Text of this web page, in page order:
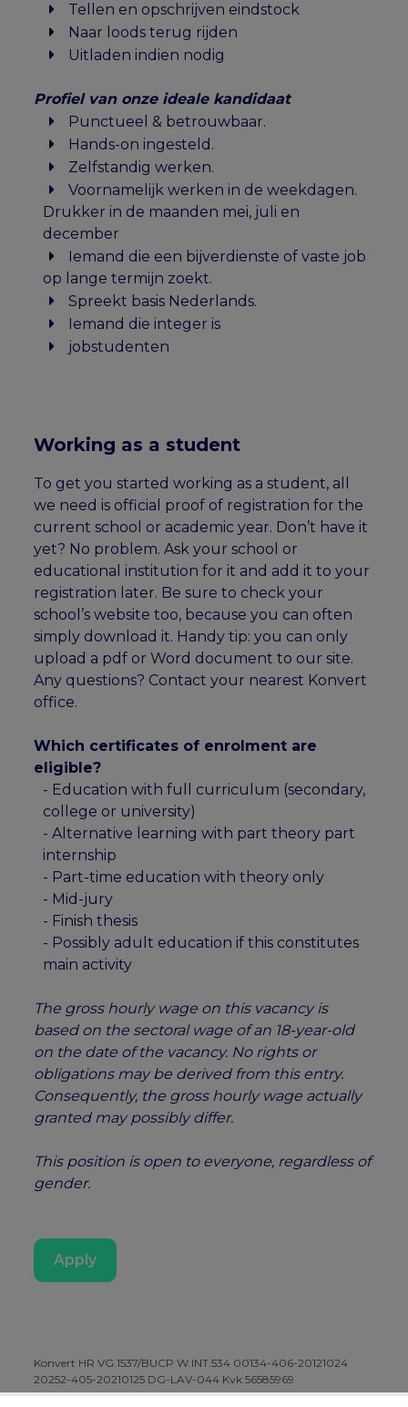
Tellen en opschrijven eindstock
Naar loods terug rijden
Uitladen indien nodig
Profiel van onze ideale kandidaat
Punctueel & betrouwbaar.
Hands-on ingesteld.
Zelfstandig werken.
Voornamelijk werken in de weekdagen.
Drukker in de maanden mei, juli en
december
Iemand die een bijverdienste of vaste job
op lange termijn zoekt.
Spreekt basis Nederlands.
Iemand die integer is
jobstudenten
Working as a student
To get you started working as a student, all
we need is official proof of registration for the
current school or academic year. Don’t have it
yet? No problem. Ask your school or
educational institution for it and add it to your
registration later. Be sure to check your
school’s website too, because you can often
simply download it. Handy tip: you can only
upload a pdf or Word document to our site.
Any questions? Contact your nearest Konvert
office.
Which certificates of enrolment are
eligible?
- Education with full curriculum (secondary,
college or university)
- Alternative learning with part theory part
internship
- Part-time education with theory only
- Mid-jury
- Finish thesis
- Possibly adult education if this constitutes
main activity
The gross hourly wage on this vacancy is
based on the sectoral wage of an 18-year-old
on the date of the vacancy. No rights or
obligations may be derived from this entry.
Consequently, the gross hourly wage actually
granted may possibly differ.
This position is open to everyone, regardless of
gender.
Apply
Konvert HR VG.1537/BUCP W.INT.534 00134-406-20121024
20252-405-20210125 DG-LAV-044 Kvk 56585969